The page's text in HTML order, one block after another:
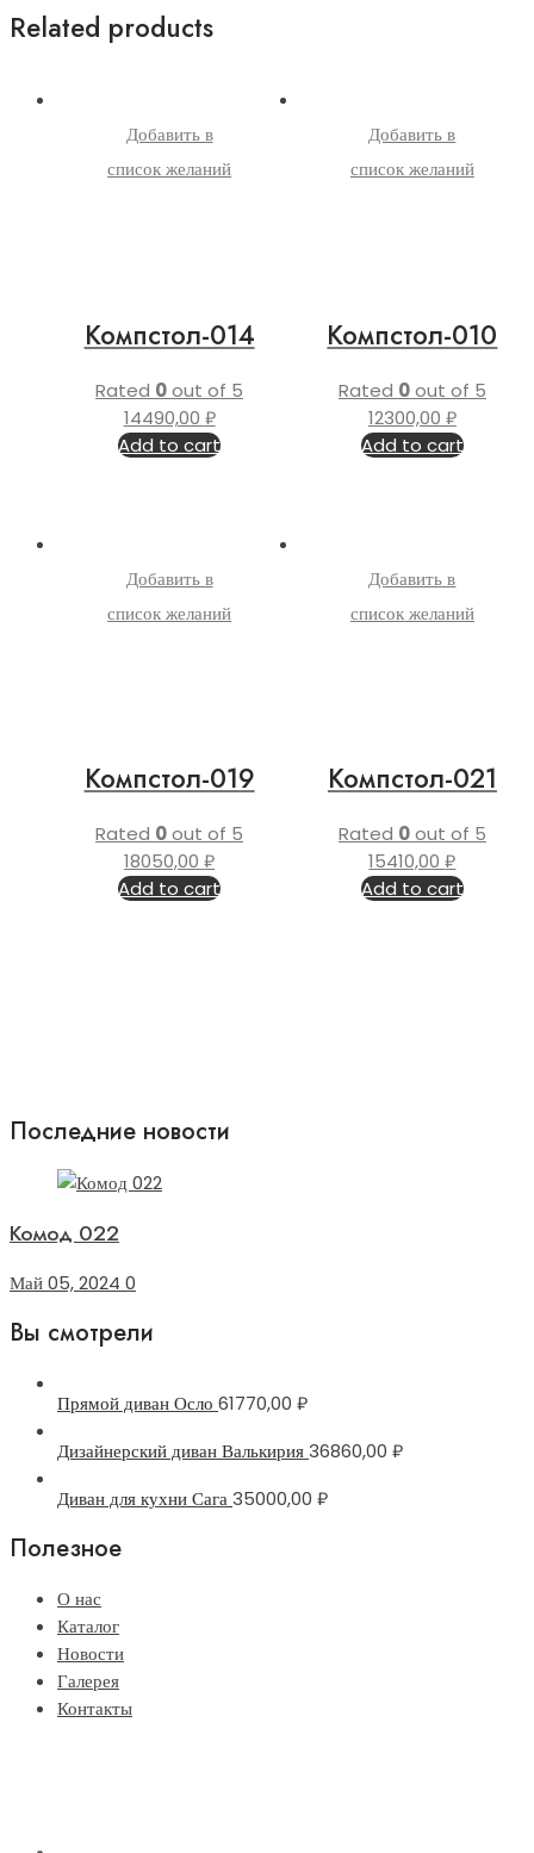
Related products
Добавить в
список желаний
Компстол-014
Rated 0out of 5
14490,00 ₽
Add to cart
Добавить в
список желаний
Компстол-010
Rated 0out of 5
12300,00 ₽
Add to cart
Добавить в
список желаний
Компстол-019
Rated 0out of 5
18050,00₽
Add to cart
Добавить в
список желаний
Компстол-021
Rated 0out of 5
15410,00₽
Add to cart
Последние новости
Комод 022
Май 05, 2024 0
Вы смотрели
Прямой диван Осло 61770,00 ₽
Дизайнерский диван Валькирия36860,00 ₽
Диван для кухни Сага35000,00 ₽
Полезное
О нас
Каталог
Новости
Галерея
Контакты